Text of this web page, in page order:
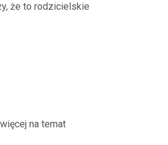
że to rodzicielskie
na temat